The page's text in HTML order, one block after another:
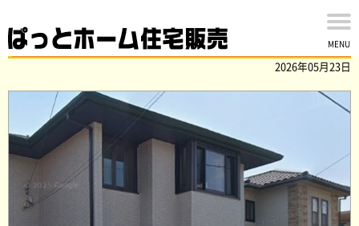
MENU
佐倉市上座の中古戸建を買取ました！
2026年05月23日